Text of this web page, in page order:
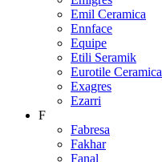
Emil Ceramica
Ennface
Equipe
Etili Seramik
Eurotile Ceramica
Exagres
Ezarri
F
Fabresa
Fakhar
Fanal